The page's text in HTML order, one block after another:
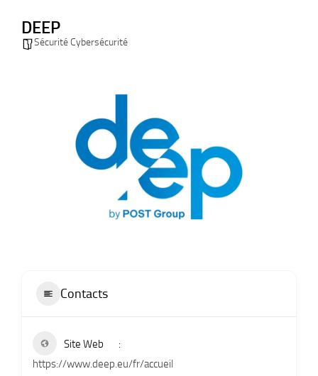
DEEP
Sécurité Cybersécurité
Contacts
Site Web
https://www.deep.eu/fr/accueil